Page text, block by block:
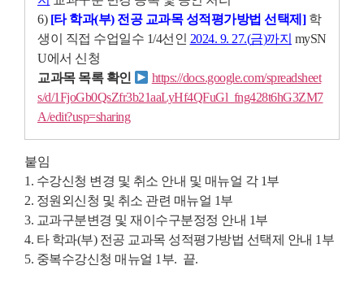
6) [타 학과(부) 전공 교과목 성적평가방법 선택제]학
생이 직접 수업일수 1/4선인 2024. 9. 27.(금)까지 mySN
U에서 신청
교과목 목록 확인
https://docs.google.com/spreadsheet
s/d/1FjoGb0QsZfr3b21aaLyHf4QFuGl_fng428t6hG3ZM7
A/edit?usp=sharing
붙임
1. 수강신청 변경 및 취소 안내 및 매뉴얼 각 1부
2. 정원외신청 및 취소 관련 매뉴얼 1부
3. 교과구분변경 및 재이수구분정정 안내 1부
4. 타 학과(부) 전공 교과목 성적평가방법 선택제 안내 1부
5. 중복수강신청 매뉴얼 1부. 끝.